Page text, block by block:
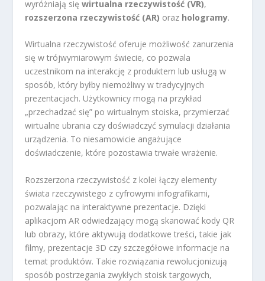
wyróżniają sięwirtualna rzeczywistość (VR),
rozszerzona rzeczywistość (AR) oraz hologramy.
Wirtualna rzeczywistość oferuje możliwość zanurzenia
się w trójwymiarowym świecie, co pozwala
uczestnikom na interakcję z produktem lub usługą w
sposób, który byłby niemożliwy w tradycyjnych
prezentacjach. Użytkownicy mogą na przykład
„przechadzać się” po wirtualnym stoiska, przymierzać
wirtualne ubrania czy doświadczyć symulacji działania
urządzenia. To niesamowicie angażujące
doświadczenie, które pozostawia trwałe wrażenie.
Rozszerzona rzeczywistość z kolei łączy elementy
świata rzeczywistego z cyfrowymi infografikami,
pozwalając na interaktywne prezentacje. Dzięki
aplikacjom AR odwiedzający mogą skanować kody QR
lub obrazy, które aktywują dodatkowe treści, takie jak
filmy, prezentacje 3D czy szczegółowe informacje na
temat produktów. Takie rozwiązania rewolucjonizują
sposób postrzegania zwykłych stoisk targowych,